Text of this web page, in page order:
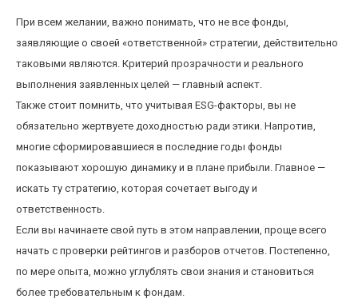
При всем желании, важно понимать, что не все фонды,
заявляющие о своей «ответственной» стратегии, действительно
таковыми являются. Критерий прозрачности и реального
выполнения заявленных целей — главный аспект.
Также стоит помнить, что учитывая ESG-факторы, вы не
обязательно жертвуете доходностью ради этики. Напротив,
многие сформировавшиеся в последние годы фонды
показывают хорошую динамику и в плане прибыли. Главное —
искать ту стратегию, которая сочетает выгоду и
ответственность.
Если вы начинаете свой путь в этом направлении, проще всего
начать с проверки рейтингов и разборов отчетов. Постепенно,
по мере опыта, можно углублять свои знания и становиться
более требовательным к фондам.